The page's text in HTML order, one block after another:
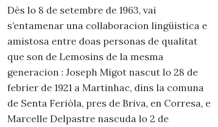
Dès lo 8 de setembre de 1963, vai
s’entamenar una collaboracion lingüistica e
amistosa entre doas personas de qualitat
que son de Lemosins de la mesma
generacion : Joseph Migot nascut lo 28 de
febrier de 1921 a Martinhac, dins la comuna
de Senta Feriòla, pres de Briva, en Corresa, e
Marcelle Delpastre nascuda lo 2 de